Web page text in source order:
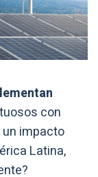
con
impacto
Latina,